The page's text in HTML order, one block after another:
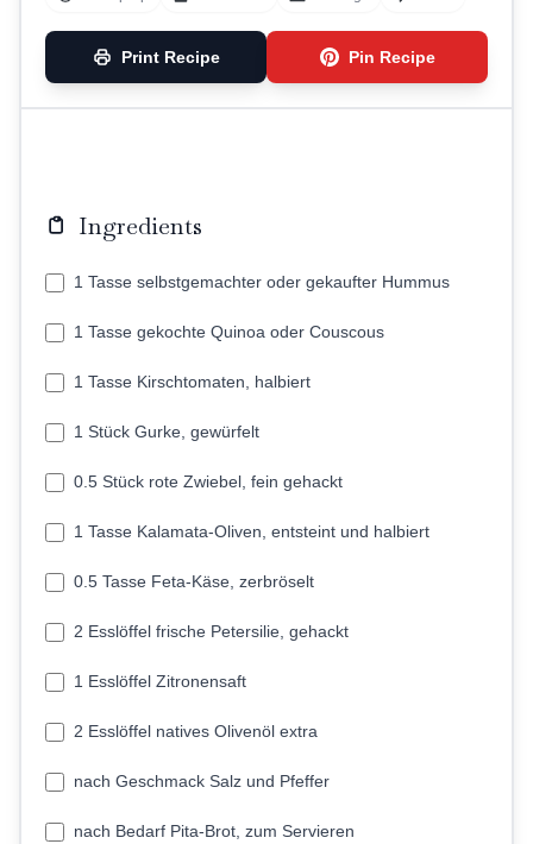
Print Recipe Pin Recipe
Ingredients
1 Tasse selbstgemachter oder gekaufter Hummus
1 Tasse gekochte Quinoa oder Couscous
1 Tasse Kirschtomaten, halbiert
1 Stück Gurke, gewürfelt
0.5 Stück rote Zwiebel, fein gehackt
1 Tasse Kalamata-Oliven, entsteint und halbiert
0.5 Tasse Feta-Käse, zerbröselt
2 Esslöffel frische Petersilie, gehackt
1 Esslöffel Zitronensaft
2 Esslöffel natives Olivenöl extra
nach Geschmack Salz und Pfeffer
nach Bedarf Pita-Brot, zum Servieren